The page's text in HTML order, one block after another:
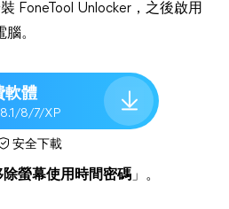
FoneTool Unlocker，之後啟用
。
軟體
8/7/XP
安全下載
除螢幕使用時間密碼 」。